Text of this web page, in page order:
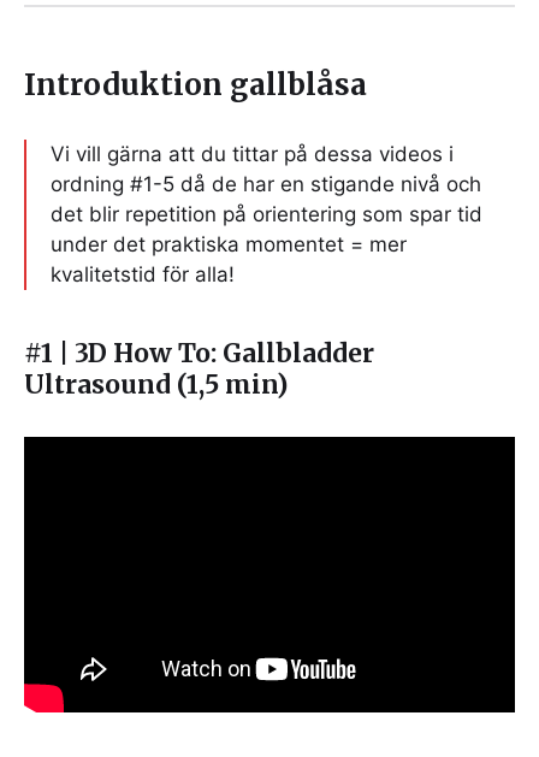
Introduktion gallblåsa
Vi vill gärna att du tittar på dessa videos i
ordning #1-5 då de har en stigande nivå och
det blir repetition på orientering som spar tid
under det praktiska momentet = mer
kvalitetstid för alla!
#1 | 3D How To: Gallbladder
Ultrasound (1,5 min)